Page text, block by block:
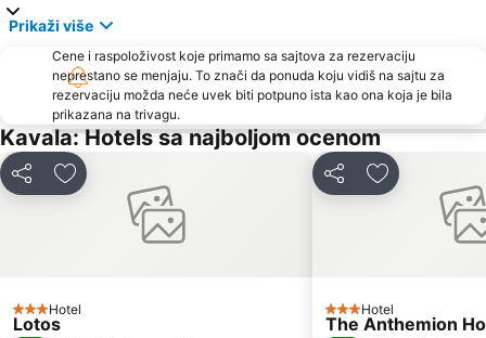
Ammoglossa - Keramoti
Port of Kavala
Kavala International Airport
Dassilio Prinou
Νοtos
Astrida
Kazaviti
Atspas
Rossogremos
Thassos Festival
Traditional Settlement of Kastro
Prikaži više
Cene i raspoloživost koje primamo sa sajtova za rezervaciju
neprestano se menjaju. To znači da ponuda koju vidiš na sajtu za
rezervaciju možda neće uvek biti potpuno ista kao ona koja je bila
prikazana na trivagu.
Kavala: Hotels sa najboljom ocenom
Deli Dodati u favorite
3 Zvezdice
Hotel
Lotos
Deli Dodati u
3 Zvezdice
Hotel
The Anthemion